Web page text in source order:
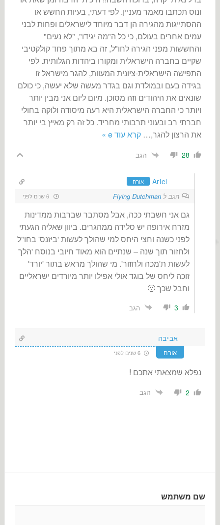
ונוס תכתבו מאמר מעניין. לפי דעתי, בעיות החשש או
ההסתייגות מהגירה הן דבר מיוחד לישראלים ופחות לבני
עמים אחרים בעולם, כי כל ה"מה יגידו", "לא נעים"
והחששות מפני הגירה לחו"ל, זה בא מתוך פחד קולקטיבי
שקיים בחברה הישראלית ומקורו ביהדות הגלותית. לפי
התפישה הישראלית-ציונית המעוות, להגר מישראל זו
בגידה בעם ובמולדת וגם בגדר מעשה שלא יעשה, כי כולם
שונאים את היהודים וזה מסוכן. מיום ליום אני מבין יותר
ויותר כי החברה הישראלית היא רעה מיסודה ולוקה בחולי
חברתי רב ובעוני תרבותי מחריד. כל זה רק מאיץ בי יותר
את הרצון להגר,… קרא עוד e »
28 הגב
Ariel אורח
הגב ל Flying Dutchman
גם אני חשבתי ככה, אבל מסתבר שברבות ממדינות
מזרח אירופה יש סלידה ממהגרים. ביוון שאליה הגעתי
לפני כשנה וחצי היחס למי שהולך לעשות 'ביזנס' בחו"ל
ולחזור תוך שנה – שנתיים הוא מאוד חיובי בנוסח 'הלך
לעשות ת'מכה ולחזור'. מי שהולך מראש בתור 'יורד'
זוכה ליחס של בוגד אולי אפילו יותר מיורדים ישראליים
וחבל שכך 🙁
3 הגב
אביבה
אורח
נפלא שמצאתי אתכם !
2 הגב
שם משתמש